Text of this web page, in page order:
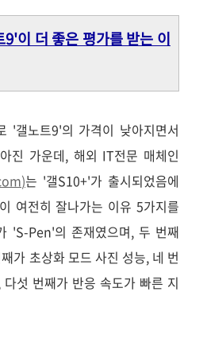
이 더 좋은 평가를 받는 이
'갤노트9'의 가격이 낮아지면서
진 가운데, 해외 IT전문 매체인
)는 '갤S10+'가 출시되었음에
여전히 잘나가는 이유 5가지를
'S-Pen'의 존재였으며, 두 번째
가 초상화 모드 사진 성능, 네 번
섯 번째가 반응 속도가 빠른 지